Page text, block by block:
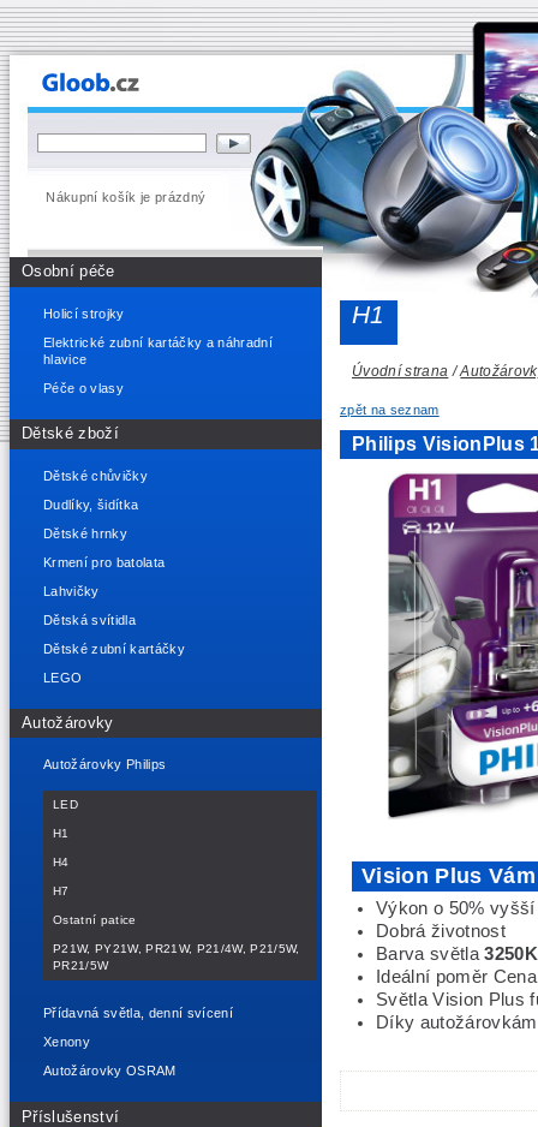
Nákupní košík je prázdný
Osobní péče
Holicí strojky
Elektrické zubní kartáčky a náhradní
hlavice
Péče o vlasy
Dětské zboží
Dětské chůvičky
Dudlíky, šidítka
Dětské hrnky
Krmení pro batolata
Lahvičky
Dětská svítidla
Dětské zubní kartáčky
LEGO
Autožárovky
Autožárovky Philips
LED
H1
H4
H7
Ostatní patice
P21W, PY21W, PR21W, P21/4W, P21/5W,
PR21/5W
Přídavná světla, denní svícení
Xenony
Autožárovky OSRAM
Příslušenství
H1
Úvodní strana /
zpět na seznam
Philips VisionPlus
Vision Plus
Výkon o 50%
Dobrá životnost
Barva světla3250K
Ideální poměr
Světla Vision Plus
Díky